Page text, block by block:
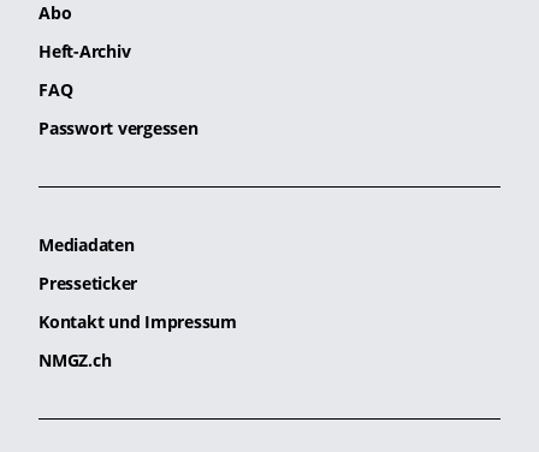
Abo
Heft-Archiv
FAQ
Passwort vergessen
Mediadaten
Presseticker
Kontakt und Impressum
NMGZ.ch